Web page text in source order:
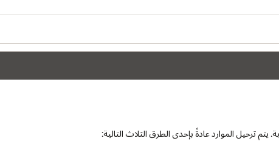
ترحيل الموارد عادةً بإحدى الطرق الثلاث التالية: